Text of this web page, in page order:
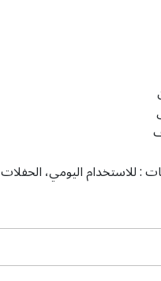
:للاستخدام اليومي، الحفلات